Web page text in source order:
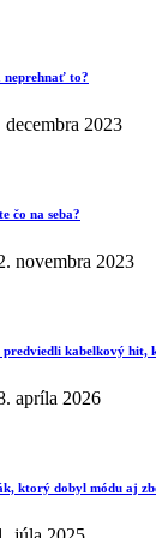
neprehnať to?
decembra 2023
čo na seba?
novembra 2023
predviedli kabelkový hit,
apríla 2026
ktorý dobyl módu aj